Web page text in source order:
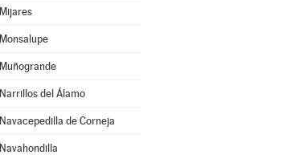
Mijares
Monsalupe
Muñogrande
Narrillos del Álamo
Navacepedilla de Corneja
Navahondilla